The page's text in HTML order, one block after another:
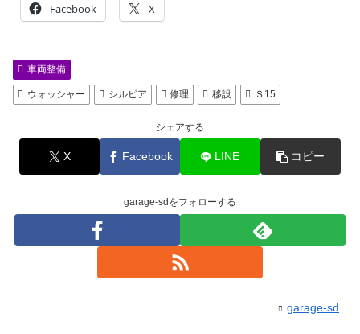
Facebook X
車両整備
ウォッシャー シルビア 修理 移設 Ｓ15
シェアする
X Facebook LINE コピー
garage-sdをフォローする
garage-sd